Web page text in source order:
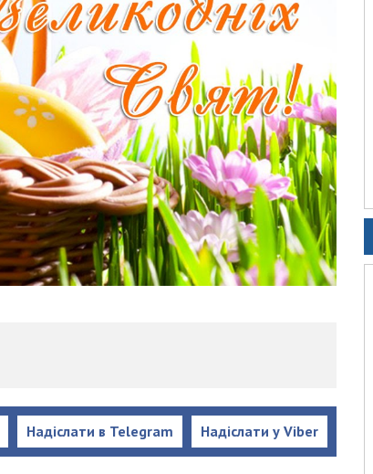
Надіслати у Viber
Надіслати в Telegram